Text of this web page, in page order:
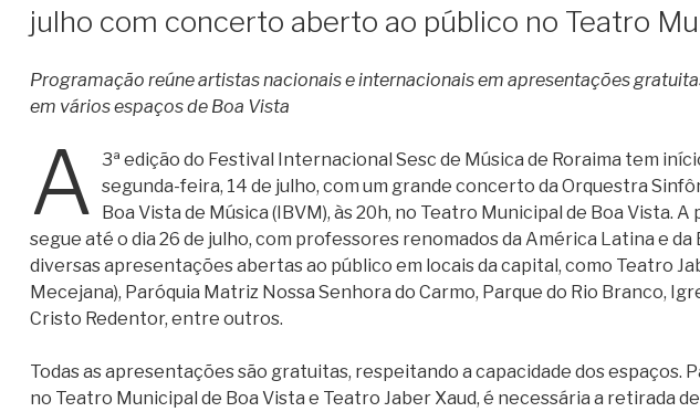
julho com concerto aberto ao público no Teatro
Programação reúne artistas nacionais e internacionais em apresentações
em vários espaços de Boa Vista
A 3ª edição do Festival Internacional Sesc de Música de Roraima tem
segunda-feira, 14 de julho, com um grande concerto da Orquestra
Boa Vista de Música (IBVM), às 20h, no Teatro Municipal de Boa Vista.
segue até o dia 26 de julho, com professores renomados da América Latina e da
diversas apresentações abertas ao público em locais da capital, como Teatro
Mecejana), Paróquia Matriz Nossa Senhora do Carmo, Parque do Rio Branco,
Cristo Redentor, entre outros.
Todas as apresentações são gratuitas, respeitando a capacidade dos espaços.
no Teatro Municipal de Boa Vista e Teatro Jaber Xaud, é necessária a retirada